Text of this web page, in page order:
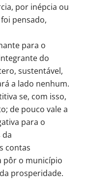
por inépcia ou
pensado,
para o
do
sustentável,
a lado nenhum.
se, com isso,
de pouco vale a
para o
da
contas
pôr o município
prosperidade.